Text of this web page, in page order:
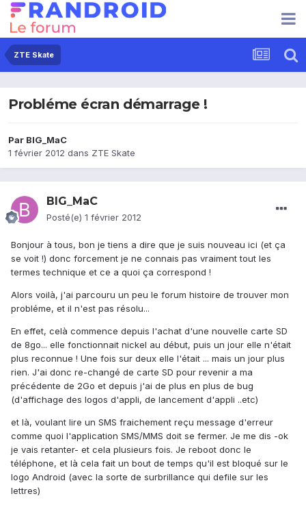
ZTE Skate
Probléme écran démarrage !
Par BIG_MaC
1 février 2012 dans ZTE Skate
BIG_MaC
Posté(e) 1 février 2012
Bonjour à tous, bon je tiens a dire que je suis nouveau ici (et ça
se voit !) donc forcement je ne connais pas vraiment tout les
termes technique et ce a quoi ça correspond !
Alors voilà, j'ai parcouru un peu le forum histoire de trouver mon
probléme, et il n'est pas résolu...
En effet, celà commence depuis l'achat d'une nouvelle carte SD
de 8go... elle fonctionnait nickel au début, puis un jour elle n'était
plus reconnue ! Une fois sur deux elle l'était ... mais un jour plus
rien. J'ai donc re-changé de carte SD pour revenir a ma
précédente de 2Go et depuis j'ai de plus en plus de bug
(d'affichage des logos d'appli, de lancement d'appli ..etc)
et là, voulant lire un SMS fraichement reçu message d'erreur
comme quoi l'application SMS/MMS doit se fermer. Je me dis -ok
je vais retanter- et cela plusieurs fois. Je reboot donc le
téléphone, et là cela fait un bout de temps qu'il est bloqué sur le
logo Android (avec la sorte de surbrillance qui defile sur les
lettres)